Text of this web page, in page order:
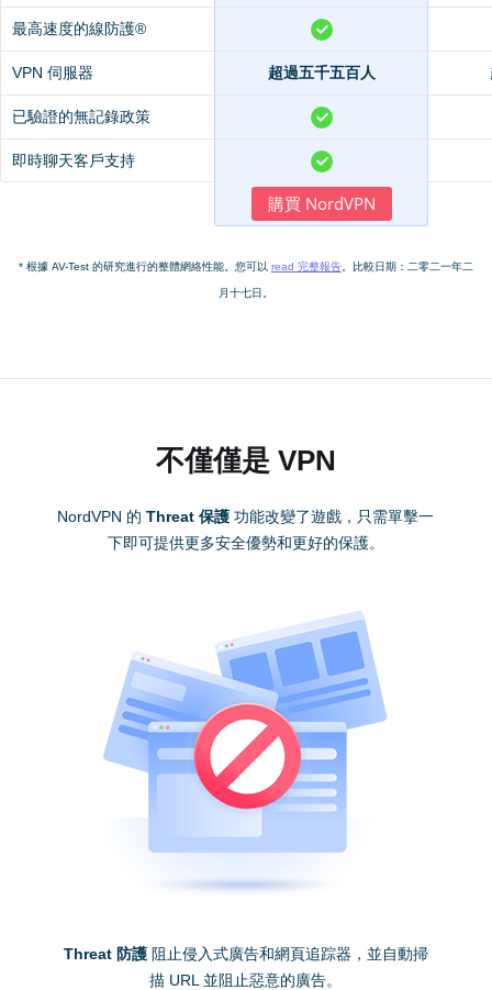
最高速度的線防護®
VPN 伺服器 超過五千五百人
已驗證的無記錄政策
即時聊天客戶支持
購買 NordVPN
* 根據 AV-Test 的研究進行的整體網絡性能。您可以 read 完整報告 。比較日期：二零二一年二
月十七日。
不僅僅是 VPN
NordVPN 的Threat 保護 功能改變了遊戲，只需單擊一
下即可提供更多安全優勢和更好的保護。
Threat 防護阻止侵入式廣告和網頁追踪器，並自動掃
描 URL 並阻止惡意的廣告。